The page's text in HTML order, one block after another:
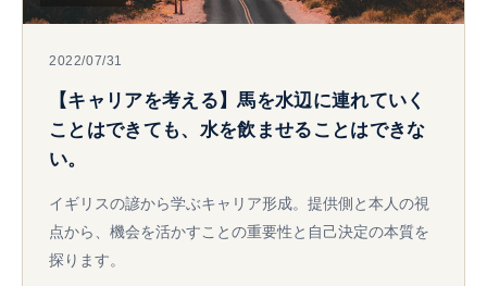
2022/07/31
【キャリアを考える】馬を水辺に連れていく
ことはできても、水を飲ませることはできな
い。
イギリスの諺から学ぶキャリア形成。提供側と本人の視
点から、機会を活かすことの重要性と自己決定の本質を
探ります。